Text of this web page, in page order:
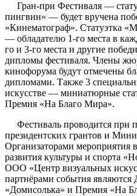
Гран-при Фестиваля —
пингвин» — будет вручена
«Кинематограф». Статуэтка
— обладателю 1-го места в
го и 3-го места и другие
дипломы фестиваля. Члены
кинофорума будут отмечены
дипломами. Также 3
искусстве — миниатюрные
Премия «На Благо Мира».
Фестиваль проводится при
президентских грантов и
Организаторами
развития культуры и спорта
ООО «Центр визуальных
партнёрами события являются
«Домисолька» и Премия «На